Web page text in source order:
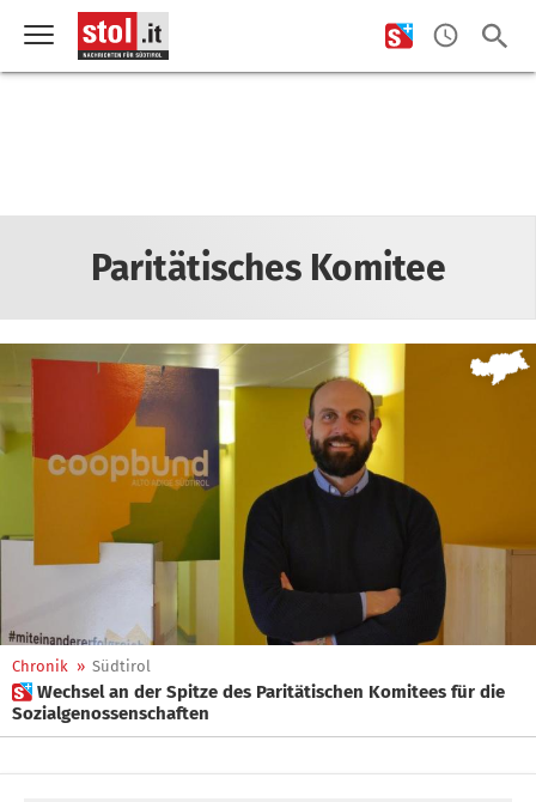
Paritätisches Komitee
Chronik » Südtirol
 Wechsel an der Spitze des Paritätischen Komitees für die
Sozialgenossenschaften